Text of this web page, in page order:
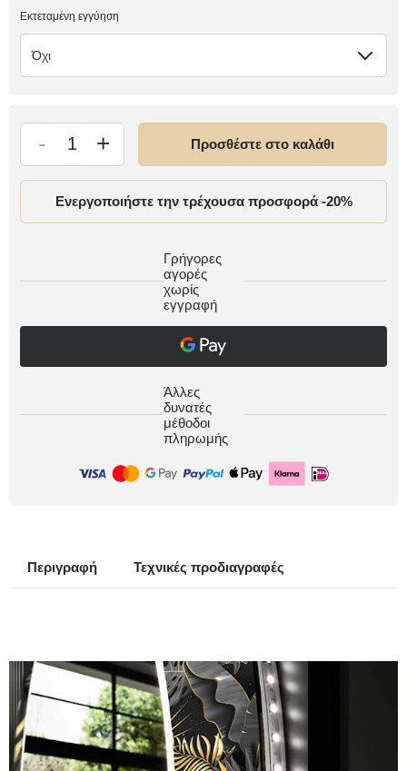
Εκτεταμένη εγγύηση
Όχι
- + Προσθέστε στο καλάθι
Ενεργοποιήστε την τρέχουσα προσφορά -20%
Γρήγορες
αγορές
χωρίς
εγγραφή
Άλλες
δυνατές
μέθοδοι
πληρωμής
Περιγραφή Τεχνικές προδιαγραφές